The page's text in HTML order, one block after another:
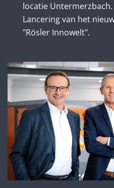
locatie Untermerzbach.
Lancering van het
"Rösler Innowelt".